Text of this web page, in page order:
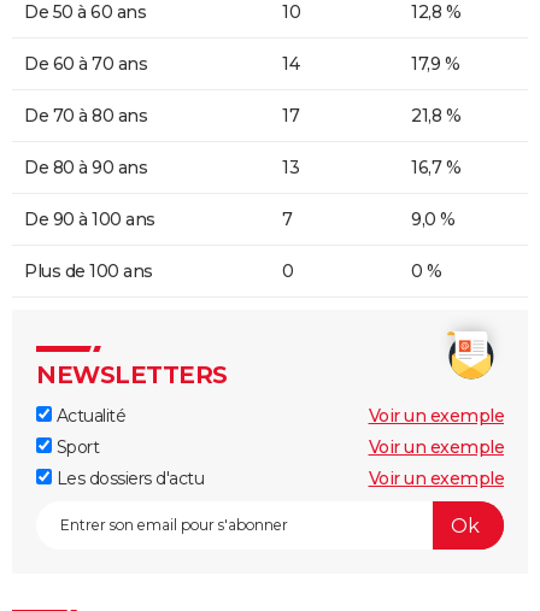
De 50 à 60 ans 10 12,8 %
De 60 à 70 ans 14 17,9 %
De 70 à 80 ans 17 21,8 %
De 80 à 90 ans 13 16,7 %
De 90 à 100 ans 7 9,0 %
Plus de 100 ans 0 0 %
NEWSLETTERS
Actualité
Voir un exemple
Sport
Voir un exemple
Les dossiers d'actu
Voir un exemple